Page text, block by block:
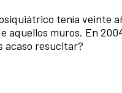
tenía veinte
aquellos muros. En
acaso resucitar?